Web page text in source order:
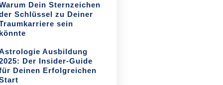
Dein Sternzeichen
Schlüssel zu Deiner
sein
könnte
Ausbildung
Der Insider-Guide
Deinen Erfolgreichen